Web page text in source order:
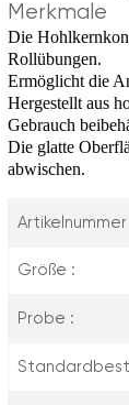
Merkmale
Die
Rollübungen.
Ermöglicht die
Hergestellt aus
Gebrauch
Die glatte
abwischen.
Artikelnummer
Größe :
Probe :